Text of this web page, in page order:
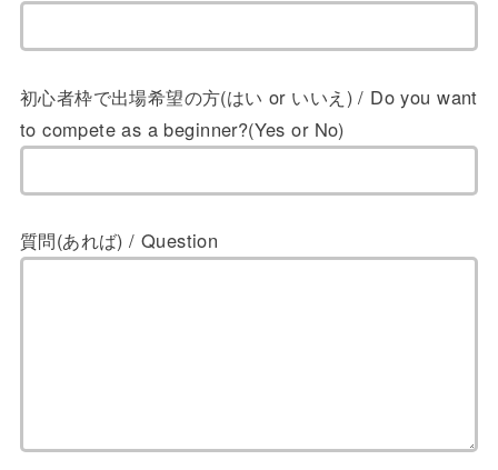
初心者枠で出場希望の方(はい or いいえ) / Do you want
to compete as a beginner?(Yes or No)
質問(あれば) / Question